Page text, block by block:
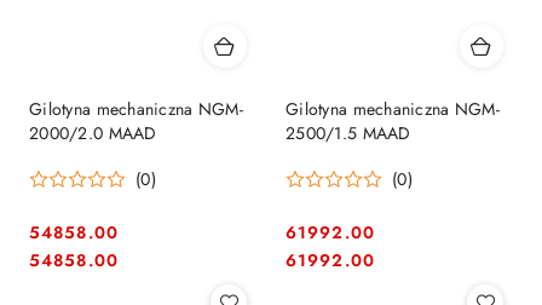
Gilotyna mechaniczna NGM-
2000/2.0 MAAD
(0)
Cena:
54858.00
Cena:
54858.00
Gilotyna mechaniczna NGM-
2500/1.5 MAAD
(0)
Cena:
61992.00
Cena:
61992.00